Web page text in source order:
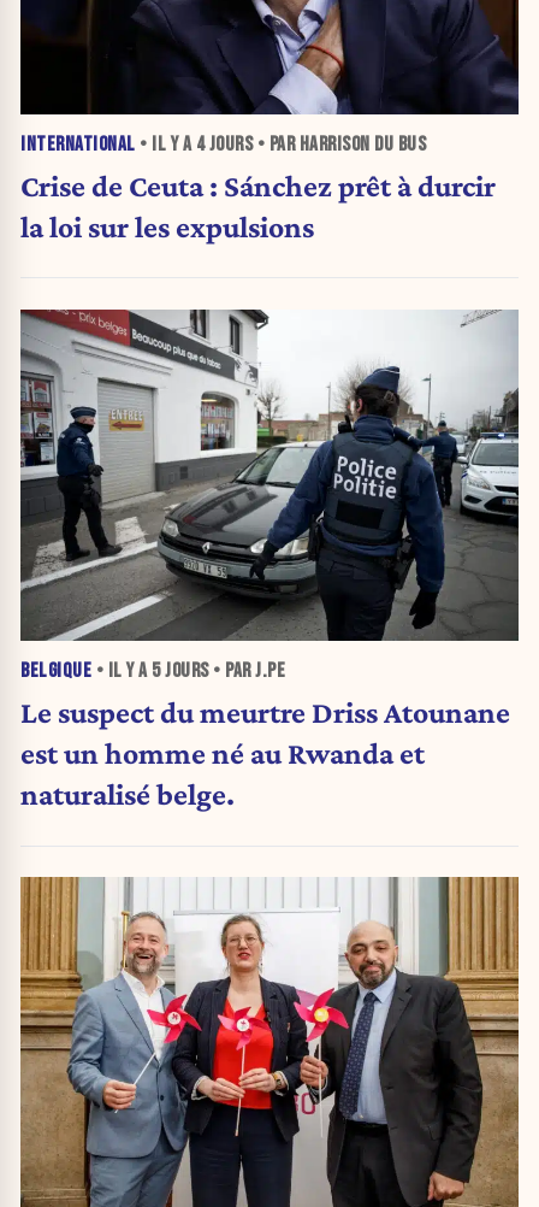
INTERNATIONAL • IL Y A 4 JOURS• PAR HARRISON DU BUS
Crise de Ceuta : Sánchez prêt à durcir
la loi sur les expulsions
BELGIQUE • IL Y A 5 JOURS• PAR J.PE
Le suspect du meurtre Driss Atounane
est un homme né au Rwanda et
naturalisé belge.